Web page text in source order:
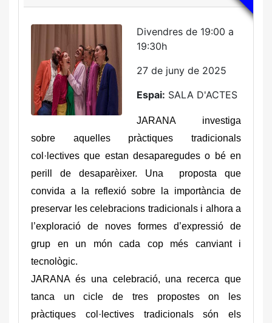
Divendres de 19:00 a
19:30h
27 de juny de 2025
Espai: SALA D'ACTES
JARANA investiga
sobre aquelles pràctiques tradicionals
col·lectives que estan desaparegudes o bé en
perill de desaparèixer. Una proposta que
convida a la reflexió sobre la importància de
preservar les celebracions tradicionals i alhora a
l’exploració de noves formes d’expressió de
grup en un món cada cop més canviant i
tecnològic.
JARANA és una celebració, una recerca que
tanca un cicle de tres propostes on les
pràctiques col·lectives tradicionals són els